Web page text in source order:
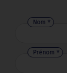
Nom
Prénom